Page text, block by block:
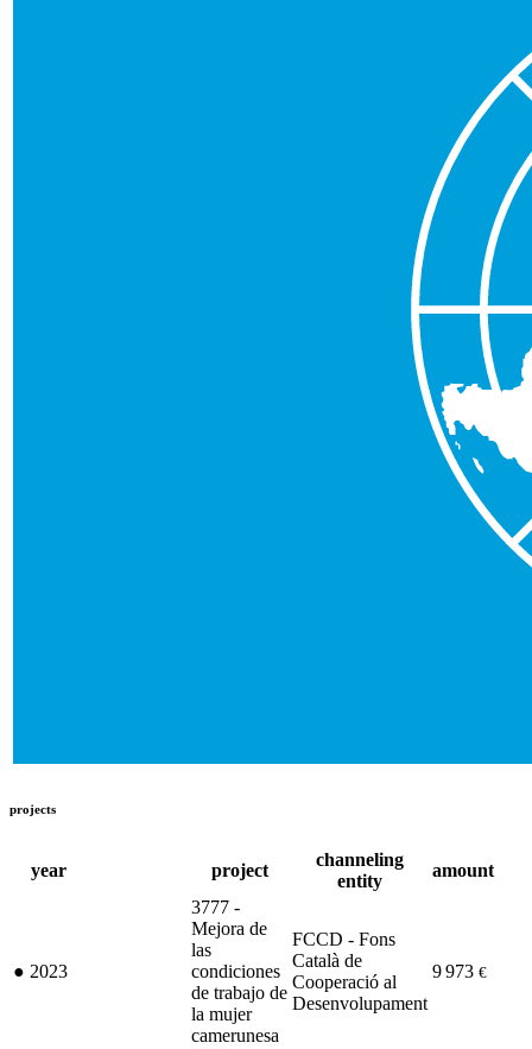
projects
year project
channeling
entity
amount
● 2023
3777 -
Mejora de
las
condiciones
de trabajo de
la mujer
camerunesa
FCCD - Fons
Català de
Cooperació al
Desenvolupament
9 973 €